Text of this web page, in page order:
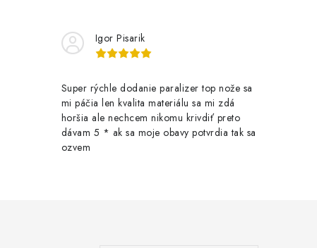
Igor Pisarik
Super rýchle dodanie paralizer top nože sa
mi páčia len kvalita materiálu sa mi zdá
horšia ale nechcem nikomu krivdiť preto
dávam 5 * ak sa moje obavy potvrdia tak sa
ozvem